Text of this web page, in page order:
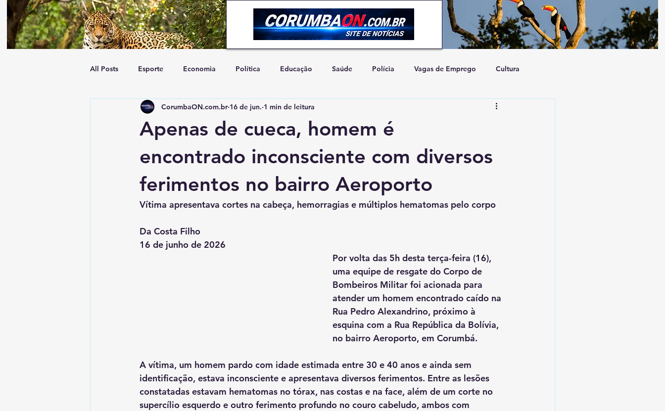
All Posts Esporte Economia Política Educação Saúde Polícia Vagas de Emprego Cultura
Geral Trânsito Artigo de Opinião
Apenas de cueca, homem é
encontrado inconsciente com diversos
ferimentos no bairro Aeroporto
CorumbaON.com.br 16 de jun. 1 min de leitura
Vítima apresentava cortes na cabeça, hemorragias e múltiplos hematomas pelo corpo
Da Costa Filho
16 de junho de 2026
Por volta das 5h desta terça-feira (16),
uma equipe de resgate do Corpo de
Bombeiros Militar foi acionada para
atender um homem encontrado caído na
Rua Pedro Alexandrino, próximo à
esquina com a Rua República da Bolívia,
no bairro Aeroporto, em Corumbá.
A vítima, um homem pardo com idade estimada entre 30 e 40 anos e ainda sem
identificação, estava inconsciente e apresentava diversos ferimentos. Entre as lesões
constatadas estavam hematomas no tórax, nas costas e na face, além de um corte no
supercílio esquerdo e outro ferimento profundo no couro cabeludo, ambos com